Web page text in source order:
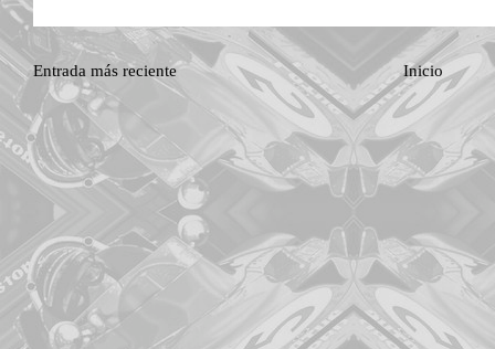
Entrada más reciente Inicio